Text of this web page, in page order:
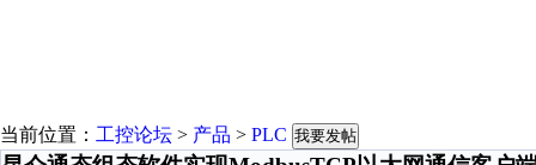
当前位置： 工控论坛 > 产品 > PLC 我要发帖